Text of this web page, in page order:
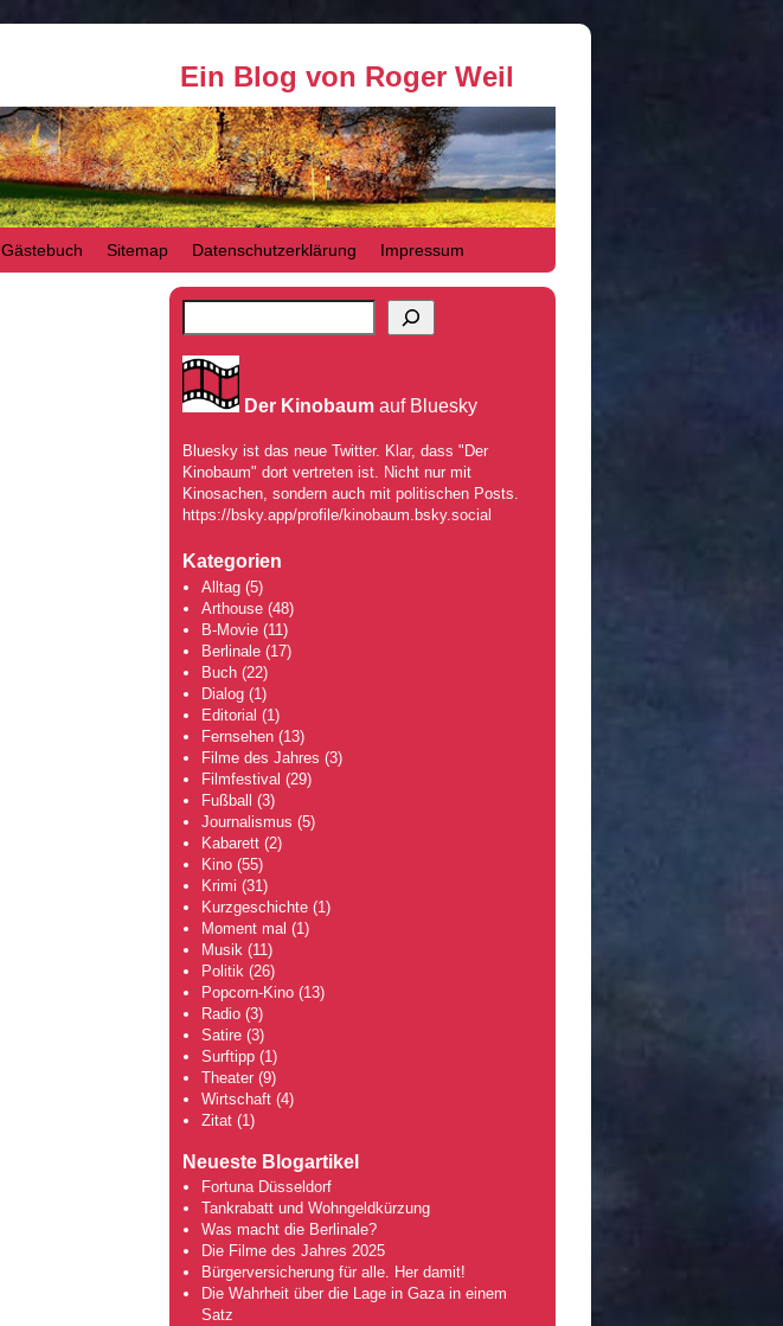
Ein Blog von Roger Weil
Gästebuch Sitemap Datenschutzerklärung Impressum
Der Kinobaumauf Bluesky
Bluesky ist das neue Twitter. Klar, dass "Der
Kinobaum" dort vertreten ist. Nicht nur mit
Kinosachen, sondern auch mit politischen Posts.
https://bsky.app/profile/kinobaum.bsky.social
Kategorien
Alltag(5)
Arthouse(48)
B-Movie(11)
Berlinale(17)
Buch(22)
Dialog(1)
Editorial (1)
Fernsehen(13)
Filme des Jahres (3)
Filmfestival (29)
Fußball (3)
Journalismus (5)
Kabarett(2)
Kino(55)
Krimi (31)
Kurzgeschichte(1)
Moment mal (1)
Musik (11)
Politik (26)
Popcorn-Kino(13)
Radio(3)
Satire(3)
Surftipp(1)
Theater(9)
Wirtschaft(4)
Zitat(1)
Neueste Blogartikel
Fortuna Düsseldorf
Tankrabatt und Wohngeldkürzung
Was macht die Berlinale?
Die Filme des Jahres 2025
Bürgerversicherung für alle. Her damit!
Die Wahrheit über die Lage in Gaza in einem
Satz